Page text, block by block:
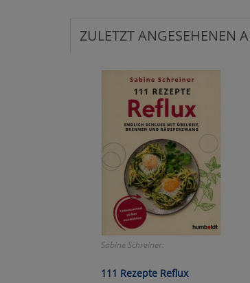
ZULETZT ANGESEHENEN
Sabine Schreiner:
111 Rezepte Reflux